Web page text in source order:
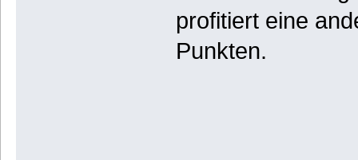
profitiert eine
Punkten.